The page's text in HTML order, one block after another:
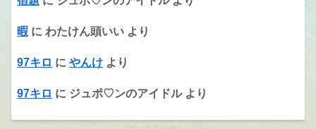
暇 に わたけん頭いい より
97キロ に やんけ より
97キロ に ジュポ♡ンのアイドルより